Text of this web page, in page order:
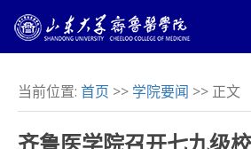
当前位置: 首页 >> 学院要闻 >> 正文